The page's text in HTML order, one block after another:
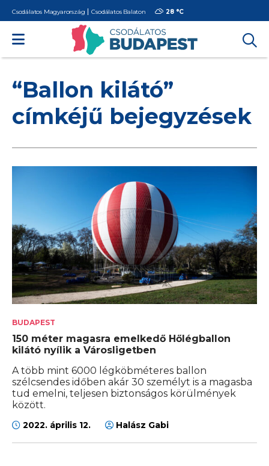
Csodálatos Magyarország Csodálatos Balaton 28 °C
“Ballon kilátó”
címkéjű bejegyzések
BUDAPEST
150 méter magasra emelkedő Hőlégballon
kilátó nyílik a Városligetben
A több mint 6000 légköbméteres ballon
szélcsendes időben akár 30 személyt is a magasba
tud emelni, teljesen biztonságos körülmények
között.
2022. április 12. Halász Gabi